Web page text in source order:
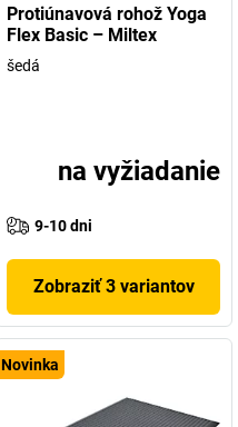
Protiúnavová rohož Yoga
Flex Basic – Miltex
šedá
na vyžiadanie
9-10 dni
Zobraziť 3 variantov
Novinka